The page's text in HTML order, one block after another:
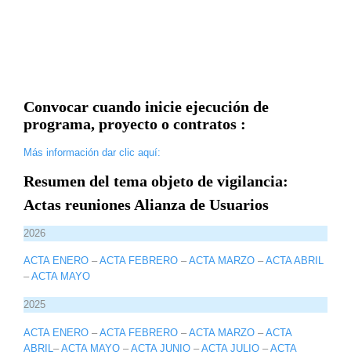
Convocar cuando inicie ejecución de
programa, proyecto o contratos :
Más información dar clic aquí:
Resumen del tema objeto de vigilancia:
Actas reuniones Alianza de Usuarios
2026
ACTA ENERO – ACTA FEBRERO – ACTA MARZO – ACTA ABRIL
– ACTA MAYO
2025
ACTA ENERO – ACTA FEBRERO – ACTA MARZO – ACTA
ABRIL – ACTA MAYO – ACTA JUNIO – ACTA JULIO – ACTA